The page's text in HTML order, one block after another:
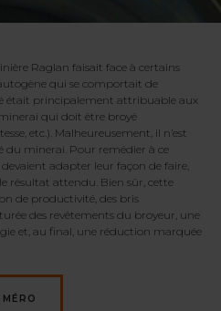
Raglan faisait face à certains
qui se comportait de
était principalement attribuable aux
qui doit être broyé
etc.). Malheureusement, il n’est
du minerai. Pour remédier à ce
adapter leur façon de faire,
résultat attendu. Bien sûr, cette
de productivité, des bris
des revêtements du broyeur, une
et, au final, une réduction marquée